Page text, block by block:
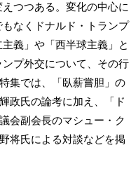
つつある。変化の中心に
なくドナルド・トランプ
義」や「西半球主義」と
プ外交について、その行
集では、「臥薪嘗胆」の
政氏の論考に加え、「ド
会副会長のマシュー・ク
将氏による対談などを掲